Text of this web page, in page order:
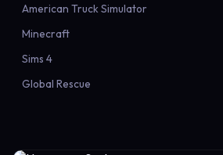
American Truck Simulator
Minecraft
Sims 4
Global Rescue